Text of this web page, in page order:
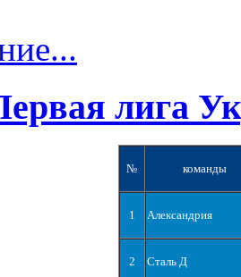
лига
№ команды
1 Александрия
2 Сталь Д